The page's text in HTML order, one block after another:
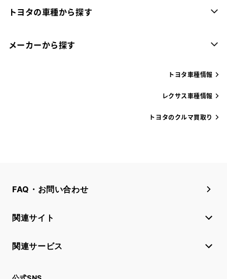
トヨタの車種から探す
メーカーから探す
トヨタ車種情報
レクサス車種情報
トヨタのクルマ買取り
FAQ・お問い合わせ
関連サイト
関連サービス